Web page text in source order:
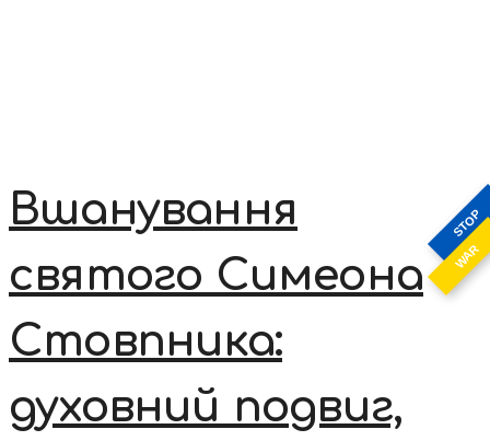
STOP
WAR
Вшанування
святого Симеона
Стовпника:
духовний подвиг,